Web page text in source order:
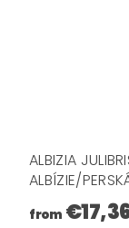
ALBIZIA
ALBÍZIE/
from